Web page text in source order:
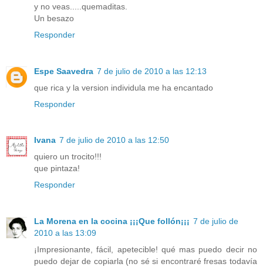
y no veas.....quemaditas.
Un besazo
Responder
Espe Saavedra 7 de julio de 2010 a las 12:13
que rica y la version individula me ha encantado
Responder
Ivana 7 de julio de 2010 a las 12:50
quiero un trocito!!!
que pintaza!
Responder
La Morena en la cocina ¡¡¡Que follón¡¡¡ 7 de julio de
2010 a las 13:09
¡Impresionante, fácil, apetecible! qué mas puedo decir no
puedo dejar de copiarla (no sé si encontraré fresas todavía